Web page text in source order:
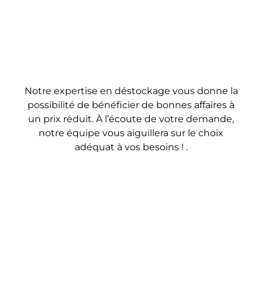
Notre expertise en déstockage vous donne la
possibilité de bénéficier de bonnes affaires à
un prix réduit. À l’écoute de votre demande,
notre équipe vous aiguillera sur le choix
adéquat à vos besoins ! .